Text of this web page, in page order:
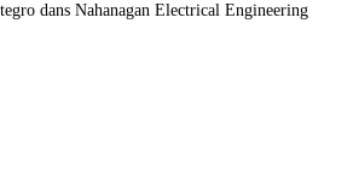
dans Nahanagan Electrical Engineering